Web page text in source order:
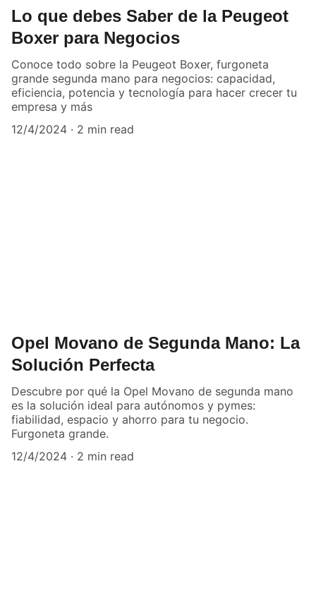
Lo que debes Saber de la Peugeot
Boxer para Negocios
Conoce todo sobre la Peugeot Boxer, furgoneta
grande segunda mano para negocios: capacidad,
eficiencia, potencia y tecnología para hacer crecer tu
empresa y más
12/4/2024
2 min read
Opel Movano de Segunda Mano: La
Solución Perfecta
Descubre por qué la Opel Movano de segunda mano
es la solución ideal para autónomos y pymes:
fiabilidad, espacio y ahorro para tu negocio.
Furgoneta grande.
12/4/2024
2 min read